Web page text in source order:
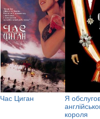
Час Циган
Я
короля